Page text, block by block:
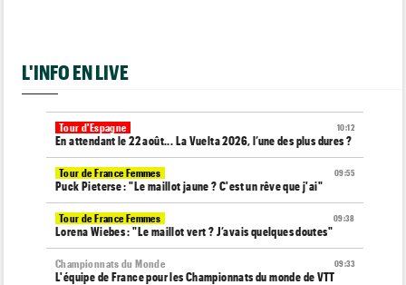
L'INFO EN LIVE
10:12
Tour d'Espagne
En attendant le 22 août... La Vuelta 2026, l’une des plus dures ?
09:55
Tour de France Femmes
Puck Pieterse : "Le maillot jaune ? C'est un rêve que j'ai"
09:38
Tour de France Femmes
Lorena Wiebes : "Le maillot vert ? J’avais quelques doutes"
09:33
Championnats du Monde
L'équipe de France pour les Championnats du monde de VTT